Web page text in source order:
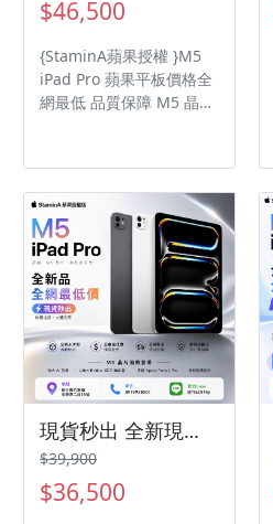
$46,500
{StaminA蘋果授權 }M5
iPad Pro 蘋果平板價格全
網最低 品質保障 M5 晶片
現貨秒出 全新現貨 Apple 蘋果iPad Pro 11吋 256G WiFi/iPadpro/iPadPro/M5ipadpro
$39,900
$36,500